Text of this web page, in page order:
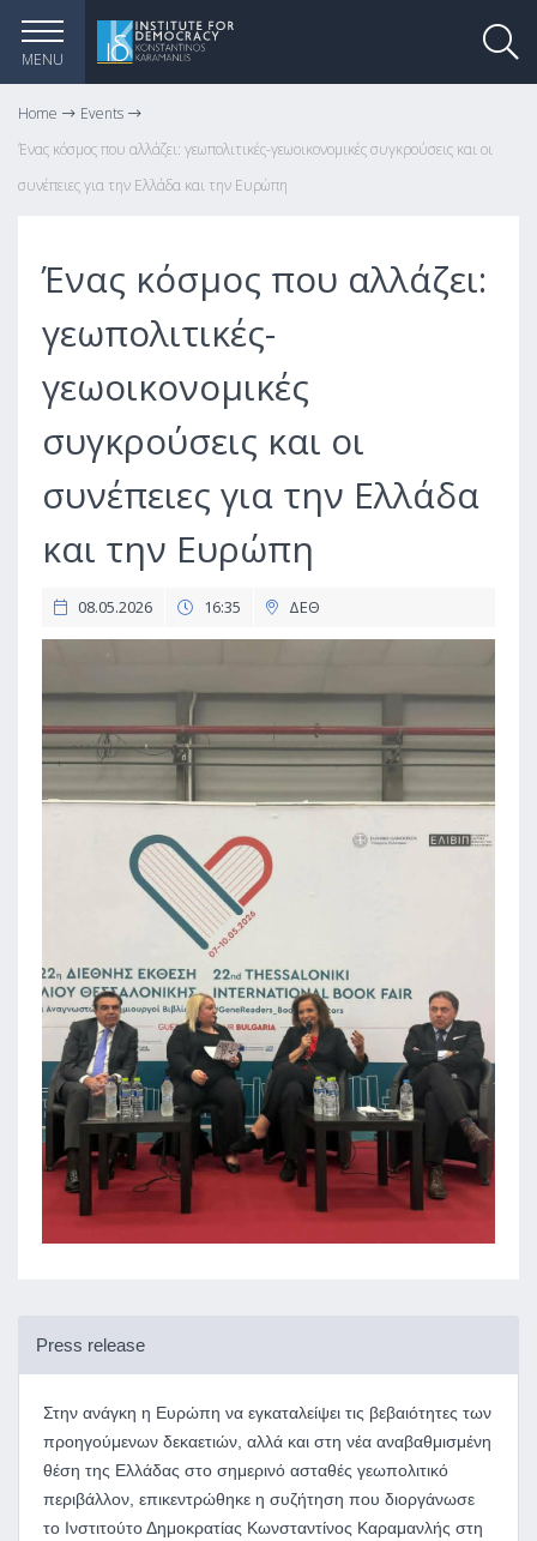
MENU
Home
Events
Ένας κόσμος που αλλάζει: γεωπολιτικές-γεωοικονομικές συγκρούσεις και οι
συνέπειες για την Ελλάδα και την Ευρώπη
Ένας κόσμος που αλλάζει:
γεωπολιτικές-
γεωοικονομικές
συγκρούσεις και οι
συνέπειες για την Ελλάδα
και την Ευρώπη
08.05.2026 16:35 ΔΕΘ
Press release
Στην ανάγκη η Ευρώπη να εγκαταλείψει τις βεβαιότητες των
προηγούμενων δεκαετιών, αλλά και στη νέα αναβαθμισμένη
θέση της Ελλάδας στο σημερινό ασταθές γεωπολιτικό
περιβάλλον, επικεντρώθηκε η συζήτηση που διοργάνωσε
το Ινστιτούτο Δημοκρατίας Κωνσταντίνος Καραμανλής στη